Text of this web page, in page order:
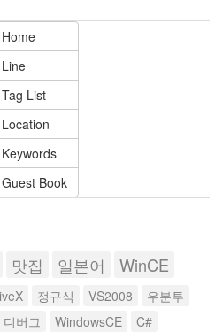
Home
Line
Tag List
Location
Keywords
Guest Book
맛집 일본어
WinCE
정규식 VS2008
우분투
디버그 WindowsCE
C#